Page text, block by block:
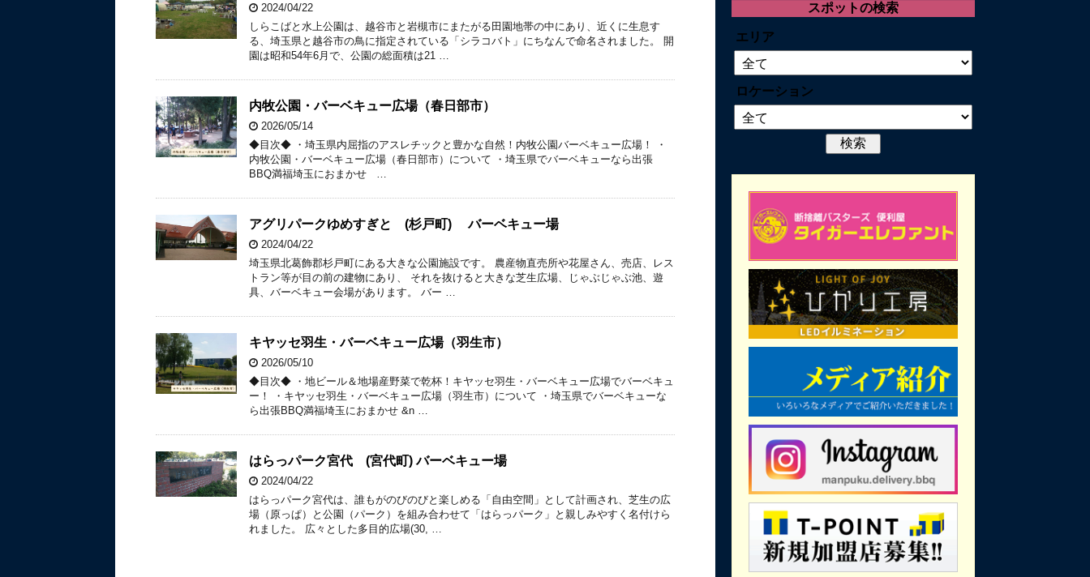
2024/04/22
しらこばと水上公園は、越谷市と岩槻市にまたがる田園地帯の中にあり、近くに生息す
る、埼玉県と越谷市の鳥に指定されている「シラコバト」にちなんで命名されました。 開
園は昭和54年6月で、公園の総面積は21 …
内牧公園・バーベキュー広場（春日部市）
2026/05/14
◆目次◆ ・埼玉県内屈指のアスレチックと豊かな自然！内牧公園バーベキュー広場！ ・
内牧公園・バーベキュー広場（春日部市）について ・埼玉県でバーベキューなら出張
BBQ満福埼玉におまかせ …
アグリパークゆめすぎと (杉戸町) バーベキュー場
2024/04/22
埼玉県北葛飾郡杉戸町にある大きな公園施設です。 農産物直売所や花屋さん、売店、レス
トラン等が目の前の建物にあり、 それを抜けると大きな芝生広場、じゃぶじゃぶ池、遊
具、バーベキュー会場があります。 バー …
キヤッセ羽生・バーベキュー広場（羽生市）
2026/05/10
◆目次◆ ・地ビール＆地場産野菜で乾杯！キヤッセ羽生・バーベキュー広場でバーベキュ
ー！ ・キヤッセ羽生・バーベキュー広場（羽生市）について ・埼玉県でバーベキューな
ら出張BBQ満福埼玉におまかせ &n …
はらっパーク宮代 (宮代町) バーベキュー場
2024/04/22
はらっパーク宮代は、誰もがのびのびと楽しめる「自由空間」として計画され、芝生の広
場（原っぱ）と公園（パーク）を組み合わせて「はらっパーク」と親しみやすく名付けら
れました。 広々とした多目的広場(30, …
スポットの検索
エリア
ロケーション